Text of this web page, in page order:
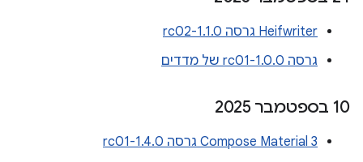
Heifwriter גרסה 1.1.0-rc02
גרסה 1.0.0-rc01 של מדדים
‫10 בספטמבר 2025
Compose Material 3 גרסה 1.4.0-rc01